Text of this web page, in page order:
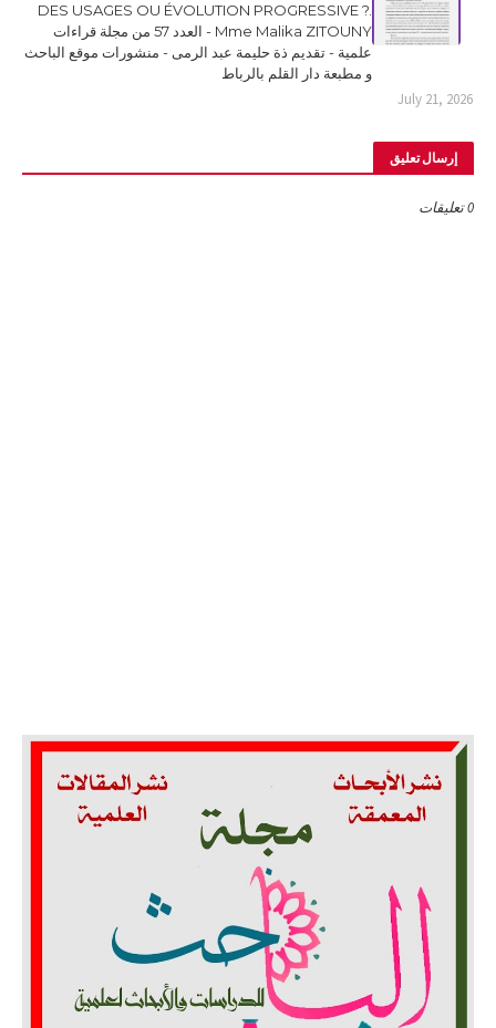
DES USAGES OU ÉVOLUTION PROGRESSIVE ?.
Mme Malika ZITOUNY - العدد 57 من مجلة قراءات
علمية - تقديم ذة حليمة عبد الرمى - منشورات موقع الباحث
و مطبعة دار القلم بالرباط
July 21, 2026
إرسال تعليق
0 تعليقات